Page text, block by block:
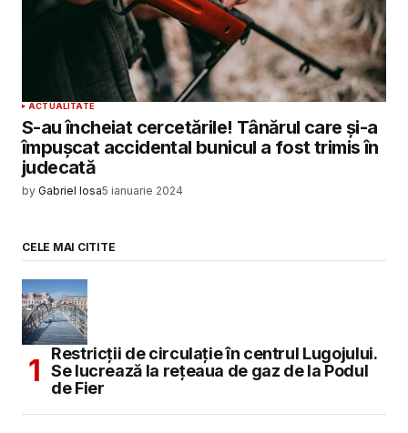
ACTUALITATE
S-au încheiat cercetările! Tânărul care și-a
împușcat accidental bunicul a fost trimis în
judecată
by Gabriel Iosa5 ianuarie 2024
CELE MAI CITITE
Restricții de circulație în centrul Lugojului.
Se lucrează la rețeaua de gaz de la Podul
de Fier